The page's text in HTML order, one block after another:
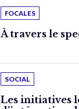
FOCALES
À travers le
SOCIAL
Les initiatives